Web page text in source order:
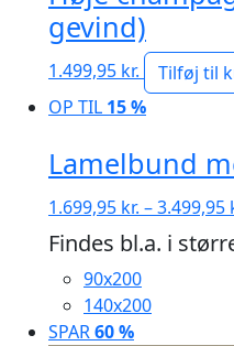
gevind)
1.499,95 kr.
Tilføj til
OP TIL 15 %
Lamelbund
1.699,95 kr. –3.499,95
Findes bl.a. i
90x200
140x200
SPAR60 %